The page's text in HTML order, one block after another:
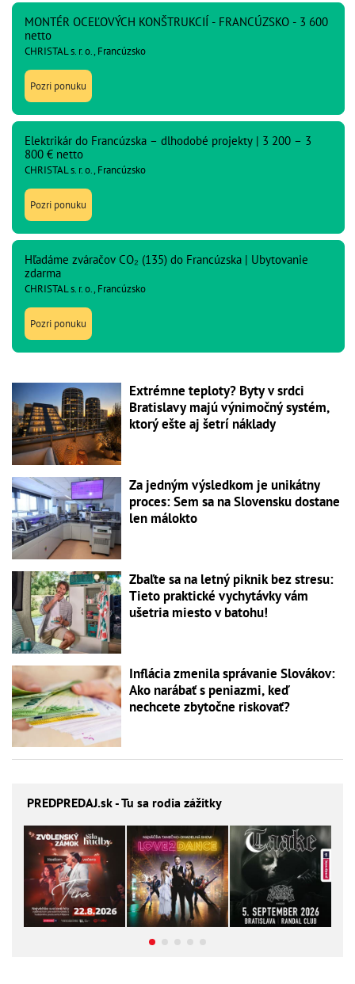
MONTÉR OCEĽOVÝCH KONŠTRUKCIÍ - FRANCÚZSKO - 3 600
netto
CHRISTAL s. r. o., Francúzsko
Pozri ponuku
Elektrikár do Francúzska – dlhodobé projekty | 3 200 – 3
800 € netto
CHRISTAL s. r. o., Francúzsko
Pozri ponuku
Hľadáme zváračov CO₂ (135) do Francúzska | Ubytovanie
zdarma
CHRISTAL s. r. o., Francúzsko
Pozri ponuku
Extrémne teploty? Byty v srdci
Bratislavy majú výnimočný systém,
ktorý ešte aj šetrí náklady
Za jedným výsledkom je unikátny
proces: Sem sa na Slovensku dostane
len málokto
Zbaľte sa na letný piknik bez stresu:
Tieto praktické vychytávky vám
ušetria miesto v batohu!
Inflácia zmenila správanie Slovákov:
Ako narábať s peniazmi, keď
nechcete zbytočne riskovať?
PREDPREDAJ.sk - Tu sa rodia zážitky